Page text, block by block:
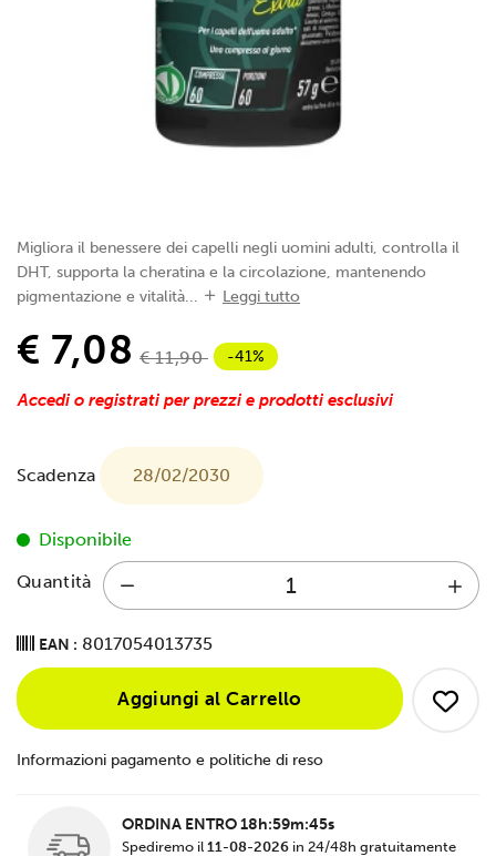
Migliora il benessere dei capelli negli uomini adulti, controlla il
DHT, supporta la cheratina e la circolazione, mantenendo
pigmentazione e vitalità...
Leggi tutto
€ 7,08 € 11,90 -41%
Accedi o registrati per prezzi e prodotti esclusivi
Scadenza 28/02/2030
Disponibile
Quantità
EAN : 8017054013735
Aggiungi al Carrello
Informazioni pagamento e politiche di reso
ORDINA ENTRO18h:59m:44s
Spediremo il 11-08-2026 in 24/48h gratuitamente